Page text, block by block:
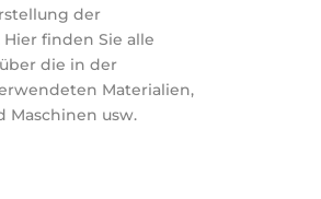
der
finden Sie alle
die in der
Materialien,
Maschinen usw.